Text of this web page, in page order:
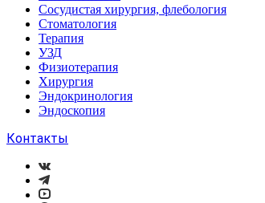
Сосудистая хирургия, флебология
Стоматология
Терапия
УЗД
Физиотерапия
Хирургия
Эндокринология
Эндоскопия
Контакты